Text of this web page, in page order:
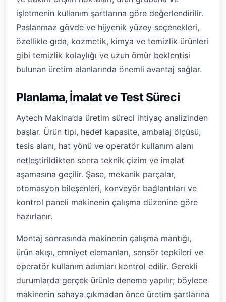
işletmenin kullanım şartlarına göre değerlendirilir.
Paslanmaz gövde ve hijyenik yüzey seçenekleri,
özellikle gıda, kozmetik, kimya ve temizlik ürünleri
gibi temizlik kolaylığı ve uzun ömür beklentisi
bulunan üretim alanlarında önemli avantaj sağlar.
Planlama, İmalat ve Test Süreci
Aytech Makina’da üretim süreci ihtiyaç analizinden
başlar. Ürün tipi, hedef kapasite, ambalaj ölçüsü,
tesis alanı, hat yönü ve operatör kullanım alanı
netleştirildikten sonra teknik çizim ve imalat
aşamasına geçilir. Şase, mekanik parçalar,
otomasyon bileşenleri, konveyör bağlantıları ve
kontrol paneli makinenin çalışma düzenine göre
hazırlanır.
Montaj sonrasında makinenin çalışma mantığı,
ürün akışı, emniyet elemanları, sensör tepkileri ve
operatör kullanım adımları kontrol edilir. Gerekli
durumlarda gerçek ürünle deneme yapılır; böylece
makinenin sahaya çıkmadan önce üretim şartlarına